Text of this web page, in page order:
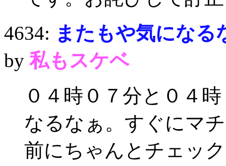
4634: またもや気になる
by私もスケベ
０４時０７分と０４
なるなぁ。すぐにマ
前にちゃんとチェッ